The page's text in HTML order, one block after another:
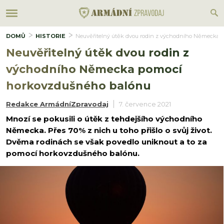
DOMŮ HISTORIE Neuvěřitelný útěk dvou rodin z východního Německa
Neuvěřitelný útěk dvou rodin z
východního Německa pomocí
horkovzdušného balónu
Redakce ArmádníZpravodaj 7. července 2021
Mnozí se pokusili o útěk z tehdejšího východního
Německa. Přes 70% z nich u toho přišlo o svůj život.
Dvěma rodinách se však povedlo uniknout a to za
pomocí horkovzdušného balónu.